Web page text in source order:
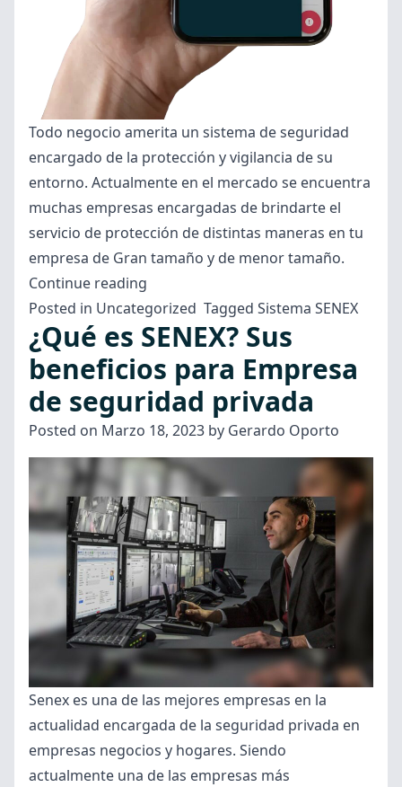
Todo negocio amerita un sistema de seguridad
encargado de la protección y vigilancia de su
entorno. Actualmente en el mercado se encuentra
muchas empresas encargadas de brindarte el
servicio de protección de distintas maneras en tu
empresa de Gran tamaño y de menor tamaño.
Continue reading
privada
para
SENEX,
encargado
de
la
vigilancia
y
protección
de
tu
empresa”
Posted in Uncategorized Tagged Sistema SENEX
¿Qué es SENEX? Sus
beneficios para Empresa
de seguridad privada
Posted on Marzo 18, 2023 by Gerardo Oporto
Senex es una de las mejores empresas en la
actualidad encargada de la seguridad privada en
empresas negocios y hogares. Siendo
actualmente una de las empresas más